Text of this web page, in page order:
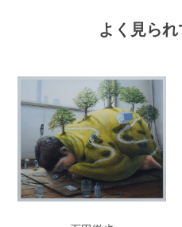
よく見ら